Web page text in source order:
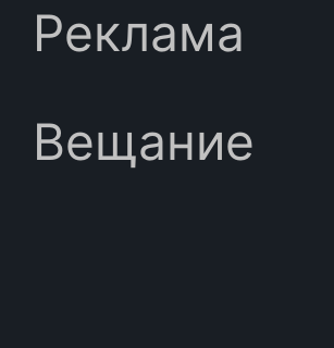
Реклама
Вещание